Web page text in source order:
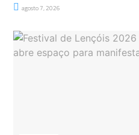
agosto 7, 2026